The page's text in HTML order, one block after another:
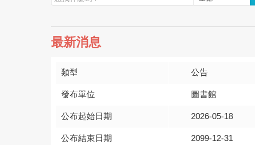
最新消息
類型 公告
發布單位 圖書館
公布起始日期 2026-05-18
公布結束日期 2099-12-31